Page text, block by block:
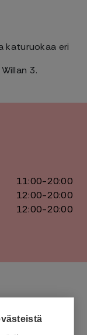
katuruokaa eri
3.
11:00-20:00
12:00-20:00
12:00-20:00